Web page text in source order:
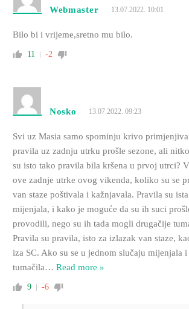
Webmaster 13.07.2022. 10:01
Bilo bi i vrijeme,sretno mu bilo.
11 -2
Nosko 13.07.2022. 09:23
Svi uz Masia samo spominju krivo
pravila uz zadnju utrku prošle sezone, ali
su isto tako pravila bila kršena u prvoj utrci?
ove zadnje utrke ovog vikenda, koliko su se
van staze poštivala i kažnjavala. Pravila su
mijenjala, i kako je moguće da su ih suci
provodili, nego su ih tada mogli drugačije
Pravila su pravila, isto za izlazak van staze,
iza SC. Ako su se u jednom slučaju mijenjala
tumačila… Read more »
9 -6